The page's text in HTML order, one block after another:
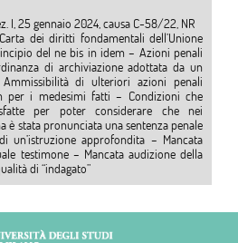
I, 25 gennaio 2024, causa C-58/22, NR
dei diritti fondamentali dell’Unione
del ne bis in idem – Azioni penali
di archiviazione adottata da un
di ulteriori azioni penali
per i medesimi fatti – Condizioni che
per poter considerare che nei
è stata pronunciata una sentenza penale
un’istruzione approfondita – Mancata
testimone – Mancata audizione della
di “indagato”